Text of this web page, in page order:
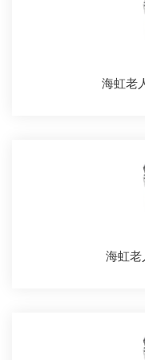
海虹老
海虹老